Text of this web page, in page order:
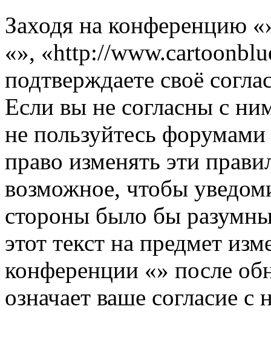
Заходя на конференцию
«», «http://
подтверждаете своё
Если вы не согласны с
не пользуйтесь
право изменять эти
возможное, чтобы
стороны было бы
этот текст на предмет
конференции «» после
означает ваше согласие с